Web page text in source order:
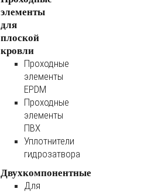
элементы
для
плоской
кровли
Проходные
элементы
EPDM
Проходные
элементы
ПВХ
Уплотнители
гидрозатвора
Двухкомпонентные
Для